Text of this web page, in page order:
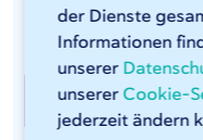
der Dienste
Informationen
unserer
unserer Cookie-
jederzeit ändern
sechs